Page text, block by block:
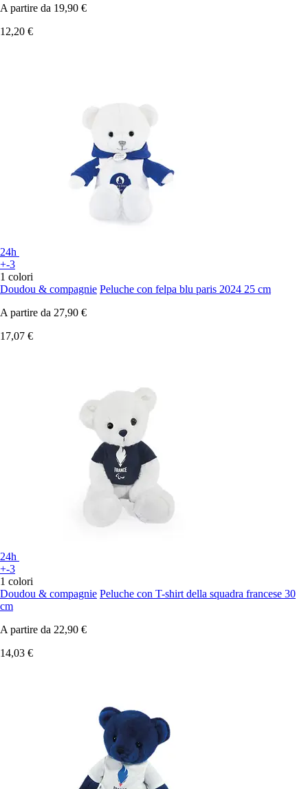
A partire da 19,90 €
12,20 €
24h
+-3
1 colori
Doudou & compagnie Peluche con felpa blu paris 2024 25 cm
A partire da 27,90 €
17,07 €
24h
+-3
1 colori
Doudou & compagnie Peluche con T-shirt della squadra francese 30
cm
A partire da 22,90 €
14,03 €